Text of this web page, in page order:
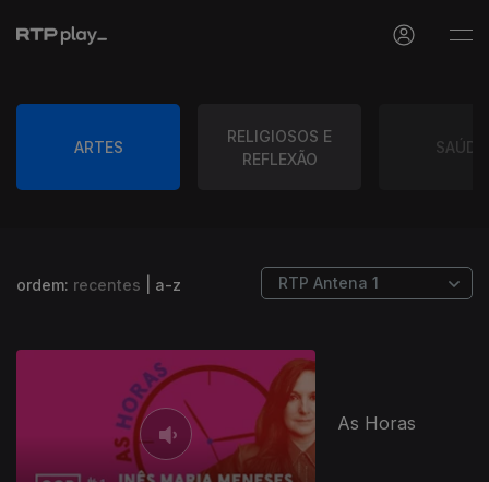
ARTES
RELIGIOSOS E
REFLEXÃO
SAÚDE
ordem: recentes a-z
As Horas